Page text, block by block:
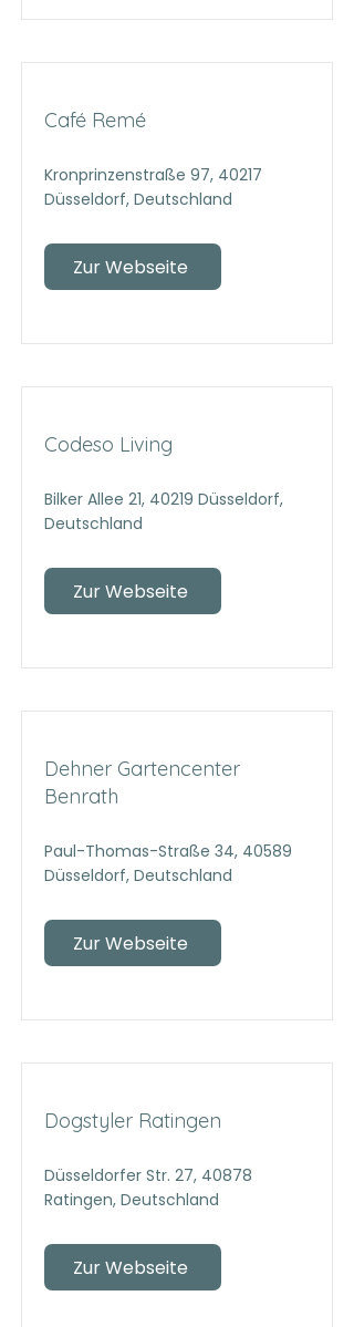
Café Remé
Kronprinzenstraße 97, 40217
Düsseldorf, Deutschland
Zur Webseite
Codeso Living
Bilker Allee 21, 40219 Düsseldorf,
Deutschland
Zur Webseite
Dehner Gartencenter
Benrath
Paul-Thomas-Straße 34, 40589
Düsseldorf, Deutschland
Zur Webseite
Dogstyler Ratingen
Düsseldorfer Str. 27, 40878
Ratingen, Deutschland
Zur Webseite